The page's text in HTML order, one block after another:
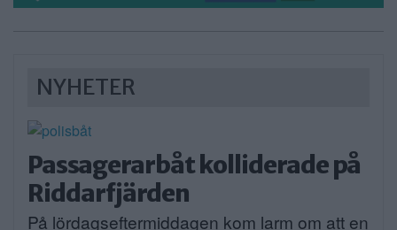
NYHETER
Passagerarbåt kolliderade på
Riddarfjärden
På lördagseftermiddagen kom larm om att en